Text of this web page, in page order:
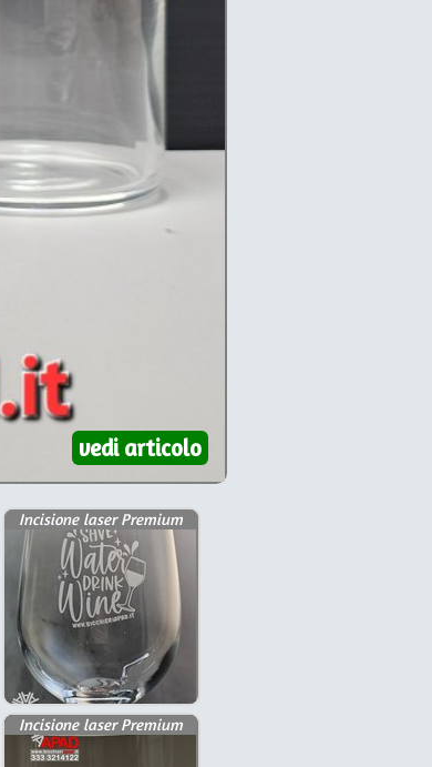
vedi articolo
Incisione laser Premium
Incisione laser Premium